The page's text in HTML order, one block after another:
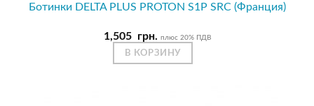
Ботинки DELTA PLUS PROTON S1P SRC (Франция)
1,505 грн. плюс 20% ПДВ
В КОРЗИНУ